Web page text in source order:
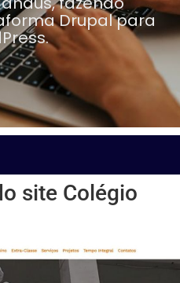
Drupal para
site Colégio